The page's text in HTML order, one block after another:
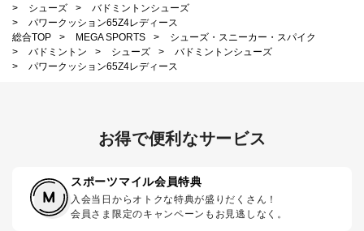
>
シューズ >
バドミントンシューズ
>
パワークッション65Z4レディース
総合TOP
> MEGA SPORTS >
シューズ・スニーカー・スパイク
>
バドミントン > シューズ >
バドミントンシューズ
>
パワークッション65Z4レディース
お得で便利なサービス
スポーツマイル会員特典
入会当日からオトクな特典が盛りだくさん！
会員さま限定のキャンペーンもお見逃しなく。